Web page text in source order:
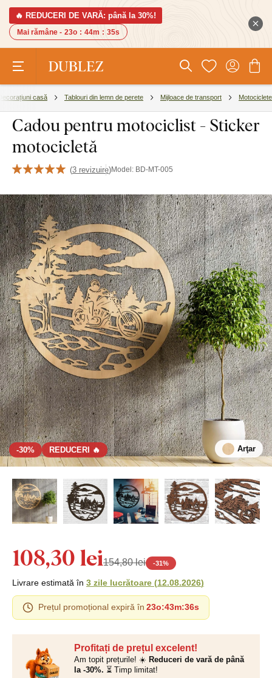
🔥 REDUCERI DE VARĂ: până la 30%!
Mai rămâne - 23o : 44m : 34s
casă Tablouri din lemn de perete Mijloace de transport Motociclete
Cadou pentru motociclist - Sticker
motocicletă
(3 revizuire)Model: BD-MT-005
-30% REDUCERI 🔥 Arţar
Profitați de prețul excelent!
Am topit prețurile! ☀️ Reduceri de vară de până
la -30%. ⏳ Timp limitat!
108,30 lei154,80 lei -31%
Livrare estimată în 3 zile lucrătoare (12.08.2026)
Prețul promoțional expiră în 23o:43m:35s